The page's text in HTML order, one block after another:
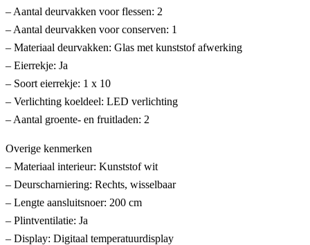
– Aantal deurvakken voor flessen: 2
– Aantal deurvakken voor conserven: 1
– Materiaal deurvakken: Glas met kunststof afwerking
– Eierrekje: Ja
– Soort eierrekje: 1 x 10
– Verlichting koeldeel: LED verlichting
– Aantal groente- en fruitladen: 2
Overige kenmerken
– Materiaal interieur: Kunststof wit
– Deurscharniering: Rechts, wisselbaar
– Lengte aansluitsnoer: 200 cm
– Plintventilatie: Ja
– Display: Digitaal temperatuurdisplay